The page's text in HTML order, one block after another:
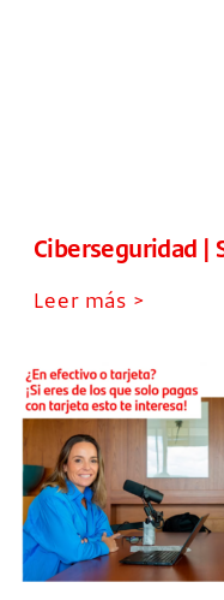
Ciberseguridad |
Leer más >